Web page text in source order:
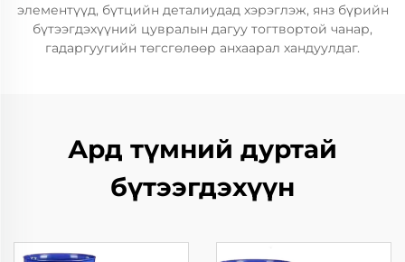
элементүүд, бүтцийн деталиудад хэрэглэж, янз бүрийн
бүтээгдэхүүний цувралын дагуу тогтвортой чанар,
гадаргуугийн төгсгөлөөр анхаарал хандуулдаг.
Ард түмний дуртай
бүтээгдэхүүн